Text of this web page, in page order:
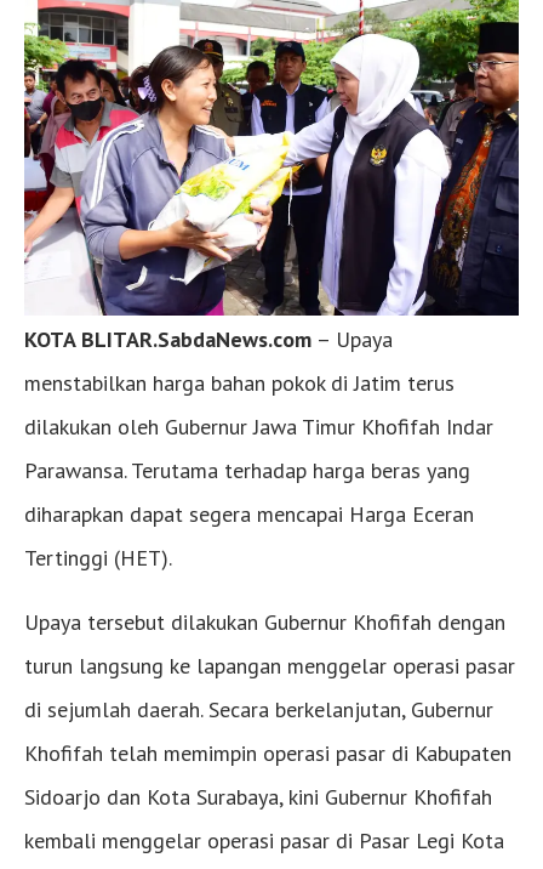
KOTA BLITAR.SabdaNews.com – Upaya
menstabilkan harga bahan pokok di Jatim terus
dilakukan oleh Gubernur Jawa Timur Khofifah Indar
Parawansa. Terutama terhadap harga beras yang
diharapkan dapat segera mencapai Harga Eceran
Tertinggi (HET).
Upaya tersebut dilakukan Gubernur Khofifah dengan
turun langsung ke lapangan menggelar operasi pasar
di sejumlah daerah. Secara berkelanjutan, Gubernur
Khofifah telah memimpin operasi pasar di Kabupaten
Sidoarjo dan Kota Surabaya, kini Gubernur Khofifah
kembali menggelar operasi pasar di Pasar Legi Kota